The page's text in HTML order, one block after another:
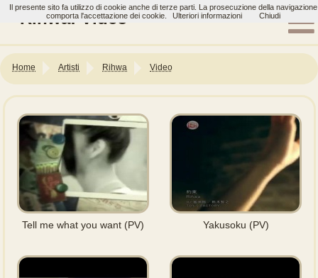
Rihwa: Video
Home Artisti Rihwa Video
Tell me what you want (PV) Yakusoku (PV)
Il presente sito fa utilizzo di cookie anche di terze parti. La prosecuzione della navigazione
comporta l'accettazione dei cookie.
Ulteriori informazioni Chiudi